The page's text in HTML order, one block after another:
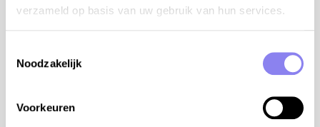
verzameld op basis van uw gebruik van hun services.
Noodzakelijk
Voorkeuren
Terras met tuinmeubels en pergola, plancha op gas, 4
TV. Ingerichte keuken met enkele spoelbak, grote
koelkast met vriesvak, elektrische kookplaten,
koffiezet en mixer. Wasmachine in de badkamer.
Aparte berging met droogrek, stofzuiger, strijkplank